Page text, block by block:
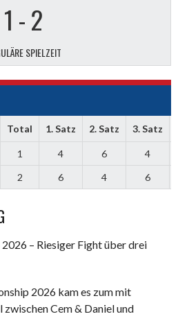
1 -2
SPIELZEIT
Total 1. Satz 2. Satz 3. Satz
1 4 6 4
2 6 4 6
– Riesiger Fight über drei
2026 kam es zum mit
Cem & Daniel und